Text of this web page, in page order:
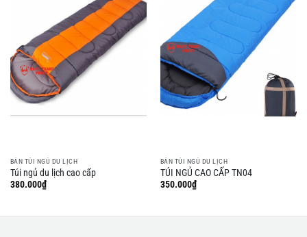
BÁN TÚI NGỦ DU LỊCH
Túi ngủ du lịch cao cấp
380.000₫
BÁN TÚI NGỦ DU LỊCH
TÚI NGỦ CAO CẤP TN04
350.000₫